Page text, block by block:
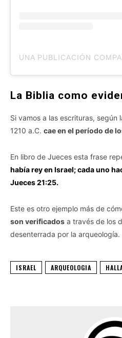
La Biblia como
Si vamos a las escrituras, según
1210 a.C. cae en el período de
En libro de Jueces esta frase
había rey en Israel; cada uno
Jueces 21:25.
Este es otro ejemplo más de
son verificados a través de los
desenterrada por la arqueología.
ISRAEL ARQUEOLOGIA